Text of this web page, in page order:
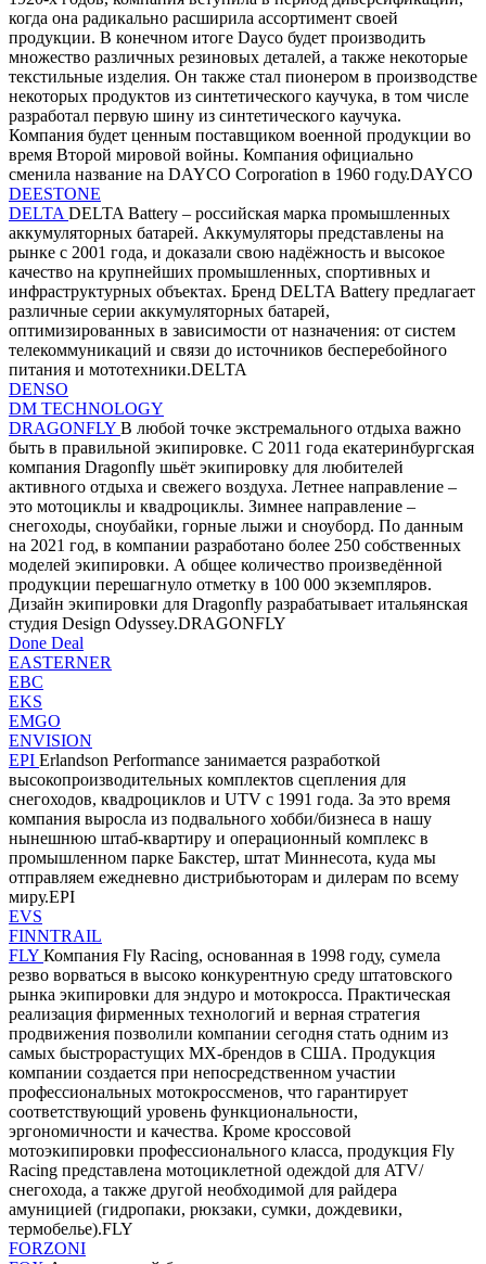
когда она радикально расширила ассортимент своей
продукции. В конечном итоге Dayco будет производить
множество различных резиновых деталей, а также некоторые
текстильные изделия. Он также стал пионером в производстве
некоторых продуктов из синтетического каучука, в том числе
разработал первую шину из синтетического каучука.
Компания будет ценным поставщиком военной продукции во
время Второй мировой войны. Компания официально
сменила название на DAYCO Corporation в 1960 году.DAYCO
DEESTONE
DELTA DELTA Battery – российская марка промышленных
аккумуляторных батарей. Аккумуляторы представлены на
рынке с 2001 года, и доказали свою надёжность и высокое
качество на крупнейших промышленных, спортивных и
инфраструктурных объектах. Бренд DELTA Battery предлагает
различные серии аккумуляторных батарей,
оптимизированных в зависимости от назначения: от систем
телекоммуникаций и связи до источников бесперебойного
питания и мототехники.DELTA
DENSO
DM TECHNOLOGY
DRAGONFLY В любой точке экстремального отдыха важно
быть в правильной экипировке. С 2011 года екатеринбургская
компания Dragonfly шьёт экипировку для любителей
активного отдыха и свежего воздуха. Летнее направление –
это мотоциклы и квадроциклы. Зимнее направление –
снегоходы, сноубайки, горные лыжи и сноуборд. По данным
на 2021 год, в компании разработано более 250 собственных
моделей экипировки. А общее количество произведённой
продукции перешагнуло отметку в 100 000 экземпляров.
Дизайн экипировки для Dragonfly разрабатывает итальянская
студия Design Odyssey.DRAGONFLY
Done Deal
EASTERNER
EBC
EKS
EMGO
ENVISION
EPI Erlandson Performance занимается разработкой
высокопроизводительных комплектов сцепления для
снегоходов, квадроциклов и UTV с 1991 года. За это время
компания выросла из подвального хобби/бизнеса в нашу
нынешнюю штаб-квартиру и операционный комплекс в
промышленном парке Бакстер, штат Миннесота, куда мы
отправляем ежедневно дистрибьюторам и дилерам по всему
миру.EPI
EVS
FINNTRAIL
FLY Компания Fly Racing, основанная в 1998 году, сумела
резво ворваться в высоко конкурентную среду штатовского
рынка экипировки для эндуро и мотокросса. Практическая
реализация фирменных технологий и верная стратегия
продвижения позволили компании сегодня стать одним из
самых быстрорастущих MX-брендов в США. Продукция
компании создается при непосредственном участии
профессиональных мотокроссменов, что гарантирует
соответствующий уровень функциональности,
эргономичности и качества. Кроме кроссовой
мотоэкипировки профессионального класса, продукция Fly
Racing представлена мотоциклетной одеждой для ATV/
снегохода, а также другой необходимой для райдера
амуницией (гидропаки, рюкзаки, сумки, дождевики,
термобелье).FLY
FORZONI